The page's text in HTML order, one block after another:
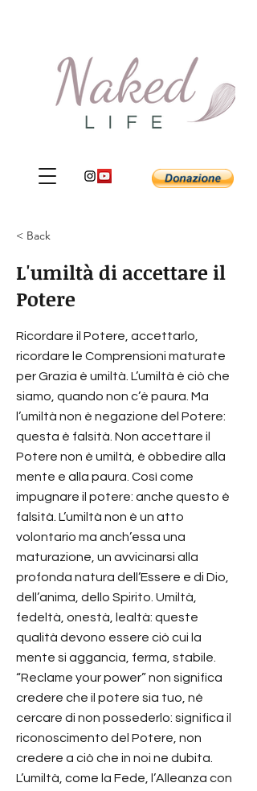
< Back
L'umiltà di accettare il
Potere
Ricordare il Potere, accettarlo,
ricordare le Comprensioni maturate
per Grazia è umiltà. L’umiltà è ciò che
siamo, quando non c’è paura. Ma
l’umiltà non è negazione del Potere:
questa è falsità. Non accettare il
Potere non è umiltà, è obbedire alla
mente e alla paura. Così come
impugnare il potere: anche questo è
falsità. L’umiltà non è un atto
volontario ma anch’essa una
maturazione, un avvicinarsi alla
profonda natura dell’Essere e di Dio,
dell’anima, dello Spirito. Umiltà,
fedeltà, onestà, lealtà: queste
qualità devono essere ciò cui la
mente si aggancia, ferma, stabile.
“Reclame your power” non significa
credere che il potere sia tuo, né
cercare di non possederlo: significa il
riconoscimento del Potere, non
credere a ciò che in noi ne dubita.
L’umiltà, come la Fede, l’Alleanza con